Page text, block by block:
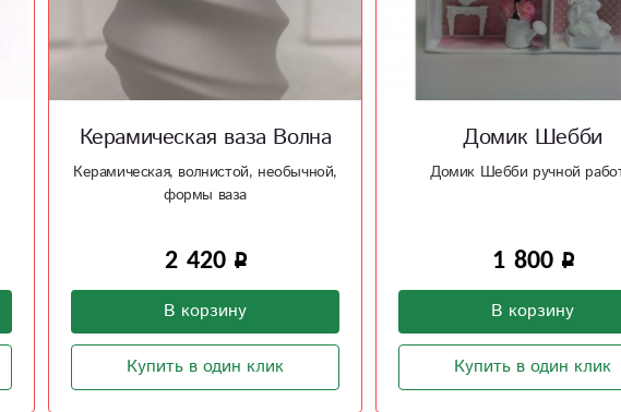
Домик Шебби
Домик Шебби ручной работы
1 800
В корзину
Купить в один клик
Керамическая ваза
Рельеф 2
1 600
В корзину